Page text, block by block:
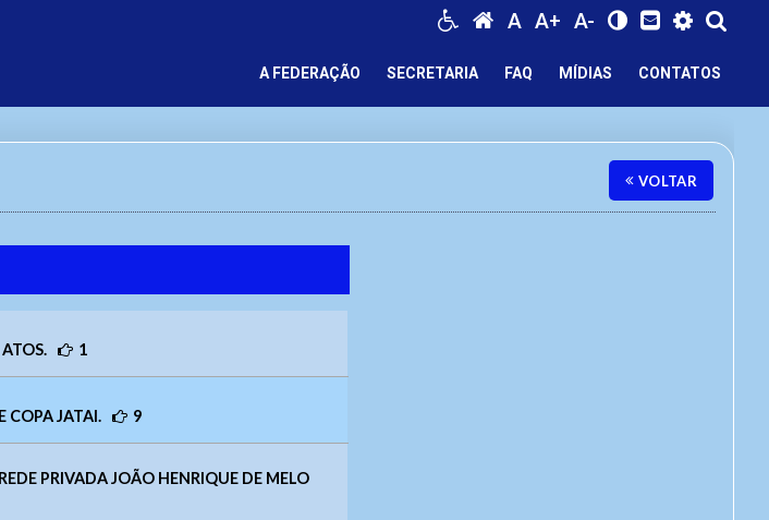
A A+ A-
A FEDERAÇÃO SECRETARIA FAQ MÍDIAS CONTATOS
VOLTAR
1
COPA JATAI. 9
PRIVADA JOÃO HENRIQUE DE MELO